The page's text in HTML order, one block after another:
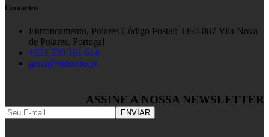
Contactos
Entroncamento, Poiares Código Postal: 3350-087 Vila Nova
de Poiares, Portugal
+351 239 161 614
geral@vidoeiro.pt
ASSINE A NOSSA NEWSLETTER